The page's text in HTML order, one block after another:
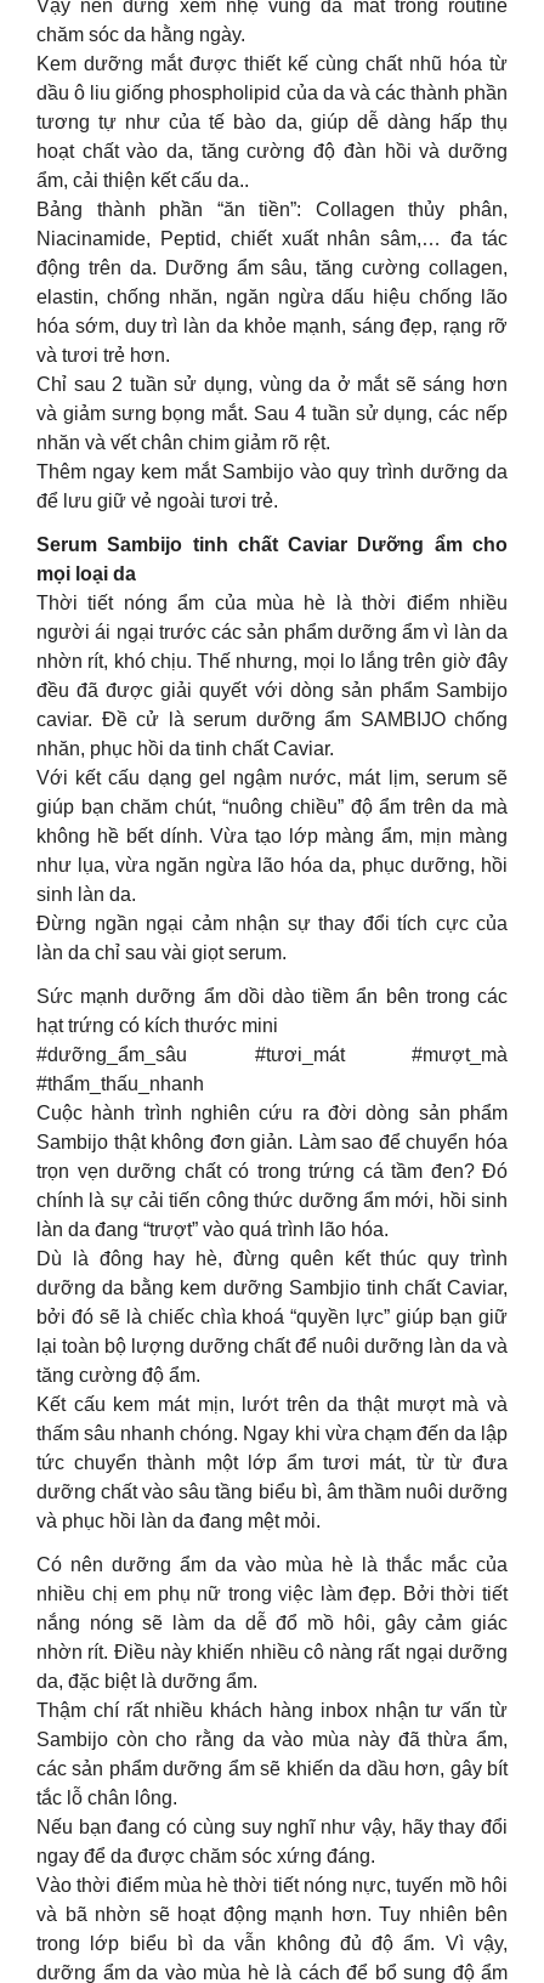
Vậy nên đừng xem nhẹ vùng da mắt trong routine
chăm sóc da hằng ngày.
Kem dưỡng mắt được thiết kế cùng chất nhũ hóa từ
dầu ô liu giống phospholipid của da và các thành phần
tương tự như của tế bào da, giúp dễ dàng hấp thụ
hoạt chất vào da, tăng cường độ đàn hồi và dưỡng
ẩm, cải thiện kết cấu da..
Bảng thành phần “ăn tiền”: Collagen thủy phân,
Niacinamide, Peptid, chiết xuất nhân sâm,… đa tác
động trên da. Dưỡng ẩm sâu, tăng cường collagen,
elastin, chống nhăn, ngăn ngừa dấu hiệu chống lão
hóa sớm, duy trì làn da khỏe mạnh, sáng đẹp, rạng rỡ
và tươi trẻ hơn.
Chỉ sau 2 tuần sử dụng, vùng da ở mắt sẽ sáng hơn
và giảm sưng bọng mắt. Sau 4 tuần sử dụng, các nếp
nhăn và vết chân chim giảm rõ rệt.
Thêm ngay kem mắt Sambijo vào quy trình dưỡng da
để lưu giữ vẻ ngoài tươi trẻ.
Serum Sambijo tinh chất Caviar Dưỡng ẩm cho
mọi loại da
Thời tiết nóng ẩm của mùa hè là thời điểm nhiều
người ái ngại trước các sản phẩm dưỡng ẩm vì làn da
nhờn rít, khó chịu. Thế nhưng, mọi lo lắng trên giờ đây
đều đã được giải quyết với dòng sản phẩm Sambijo
caviar. Đề cử là serum dưỡng ẩm SAMBIJO chống
nhăn, phục hồi da tinh chất Caviar.
Với kết cấu dạng gel ngậm nước, mát lịm, serum sẽ
giúp bạn chăm chút, “nuông chiều” độ ẩm trên da mà
không hề bết dính. Vừa tạo lớp màng ẩm, mịn màng
như lụa, vừa ngăn ngừa lão hóa da, phục dưỡng, hồi
sinh làn da.
Đừng ngần ngại cảm nhận sự thay đổi tích cực của
làn da chỉ sau vài giọt serum.
Sức mạnh dưỡng ẩm dồi dào tiềm ẩn bên trong các
hạt trứng có kích thước mini
#dưỡng_ẩm_sâu #tươi_mát #mượt_mà
#thẩm_thấu_nhanh
Cuộc hành trình nghiên cứu ra đời dòng sản phẩm
Sambijo thật không đơn giản. Làm sao để chuyển hóa
trọn vẹn dưỡng chất có trong trứng cá tầm đen? Đó
chính là sự cải tiến công thức dưỡng ẩm mới, hồi sinh
làn da đang “trượt” vào quá trình lão hóa.
Dù là đông hay hè, đừng quên kết thúc quy trình
dưỡng da bằng kem dưỡng Sambjio tinh chất Caviar,
bởi đó sẽ là chiếc chìa khoá “quyền lực” giúp bạn giữ
lại toàn bộ lượng dưỡng chất để nuôi dưỡng làn da và
tăng cường độ ẩm.
Kết cấu kem mát mịn, lướt trên da thật mượt mà và
thấm sâu nhanh chóng. Ngay khi vừa chạm đến da lập
tức chuyển thành một lớp ẩm tươi mát, từ từ đưa
dưỡng chất vào sâu tầng biểu bì, âm thầm nuôi dưỡng
và phục hồi làn da đang mệt mỏi.
Có nên dưỡng ẩm da vào mùa hè là thắc mắc của
nhiều chị em phụ nữ trong việc làm đẹp. Bởi thời tiết
nắng nóng sẽ làm da dễ đổ mồ hôi, gây cảm giác
nhờn rít. Điều này khiến nhiều cô nàng rất ngại dưỡng
da, đặc biệt là dưỡng ẩm.
Thậm chí rất nhiều khách hàng inbox nhận tư vấn từ
Sambijo còn cho rằng da vào mùa này đã thừa ẩm,
các sản phẩm dưỡng ẩm sẽ khiến da dầu hơn, gây bít
tắc lỗ chân lông.
Nếu bạn đang có cùng suy nghĩ như vậy, hãy thay đổi
ngay để da được chăm sóc xứng đáng.
Vào thời điểm mùa hè thời tiết nóng nực, tuyến mồ hôi
và bã nhờn sẽ hoạt động mạnh hơn. Tuy nhiên bên
trong lớp biểu bì da vẫn không đủ độ ẩm. Vì vậy,
dưỡng ẩm da vào mùa hè là cách để bổ sung độ ẩm